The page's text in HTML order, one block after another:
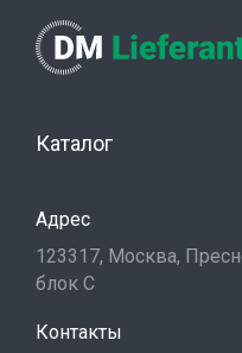
Каталог
Адрес
123317, Москва,
блок С
Контакты